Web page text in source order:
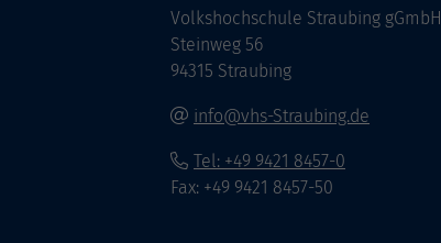
Volkshochschule Straubing gGmbH
Steinweg 56
94315 Straubing
info@vhs-Straubing.de
Tel: +49 9421 8457-0
Fax: +49 9421 8457-50